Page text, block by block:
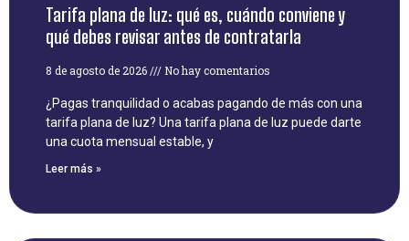
Tarifa plana de luz: qué es, cuándo conviene y
qué debes revisar antes de contratarla
8 de agosto de 2026 No hay comentarios
¿Pagas tranquilidad o acabas pagando de más con una
tarifa plana de luz? Una tarifa plana de luz puede darte
una cuota mensual estable, y
Leer más »